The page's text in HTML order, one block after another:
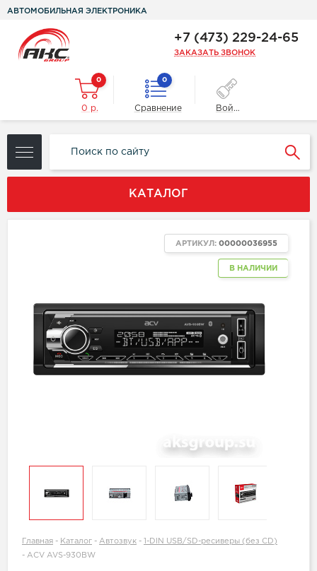
АВТОМОБИЛЬНАЯ ЭЛЕКТРОНИКА
+7 (473) 229-24-65
ЗАКАЗАТЬ ЗВОНОК
0
0 р.
0
Сравнение Войти
КАТАЛОГ
В НАЛИЧИИ
АРТИКУЛ: 00000036955
Главная - Каталог - Автозвук -
1-DIN USB/SD-ресиверы (без CD)
- ACV AVS-930BW